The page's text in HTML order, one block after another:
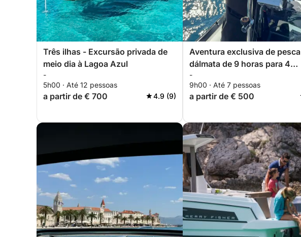
Três ilhas - Excursão privada de
meio dia à Lagoa Azul
-
5h00 · Até 12 pessoas
a partir de € 700 4.9 (9)
Aventura exclusiva de pesca
dálmata de 9 horas para 4
pessoas
-
9h00 · Até 7 pessoas
a partir de € 500